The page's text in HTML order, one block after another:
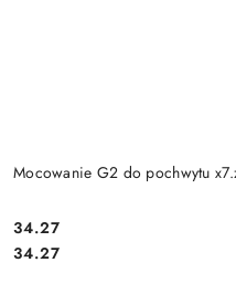
Mocowanie G2 do pochwytu
Cena:
34.27
Cena:
34.27